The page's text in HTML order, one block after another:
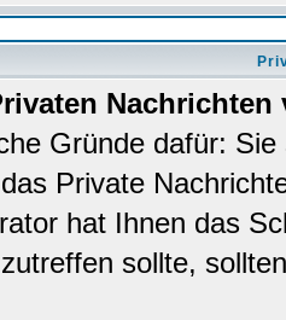
Nachrichten
Gründe dafür:
Private
hat Ihnen das
sollte,